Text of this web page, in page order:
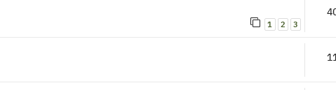
1 2 3
11